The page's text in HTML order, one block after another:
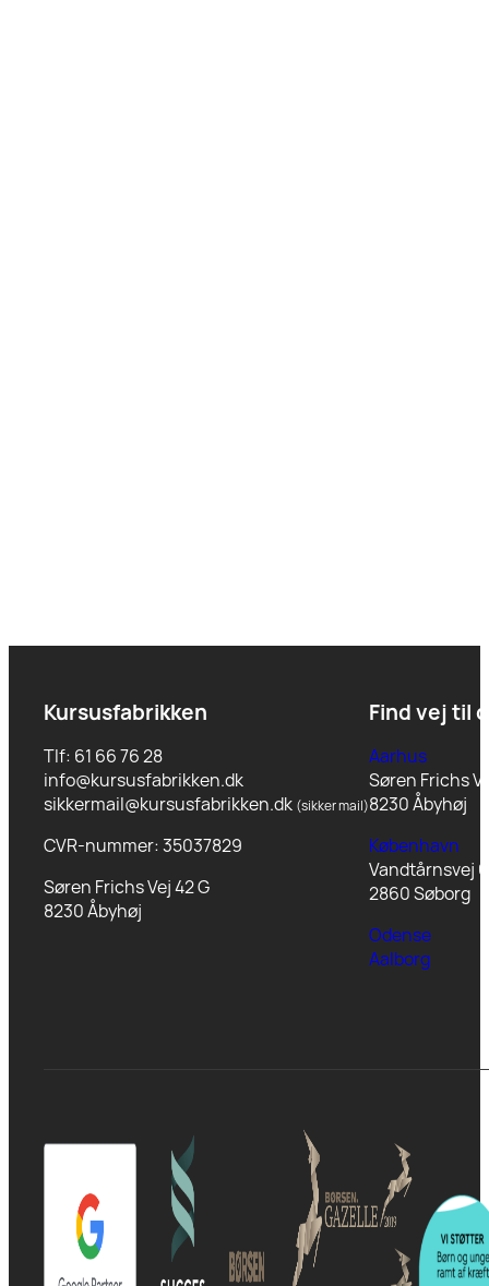
Kursusfabrikken
Tlf: 61 66 76 28
info@kursusfabrikken.dk
sikkermail@kursusfabrikken.dk (sikker mail)
CVR-nummer: 35037829
Søren Frichs Vej 42 G
8230 Åbyhøj
Find vej til
Aarhus
Søren Frichs
8230 Åbyhøj
København
Vandtårnsvej
2860 Søborg
Odense
Aalborg